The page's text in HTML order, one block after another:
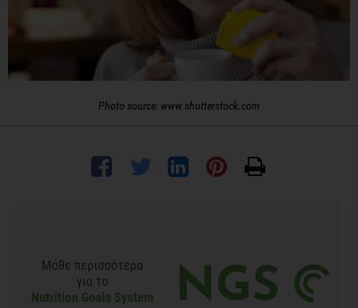
Photo source: www.shutterstock.com